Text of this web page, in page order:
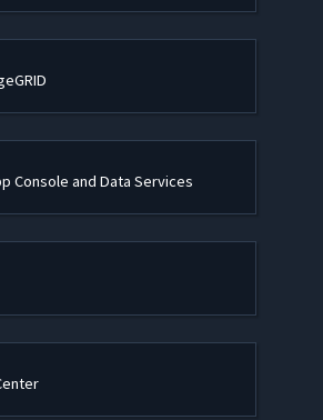
Console and Data Services